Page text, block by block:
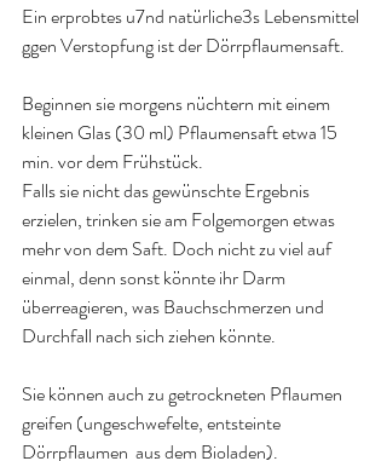
Ein erprobtes u7nd natürliche3s Lebensmittel
ggen Verstopfung ist der Dörrpflaumensaft.
Beginnen sie morgens nüchtern mit einem
kleinen Glas (30 ml) Pflaumensaft etwa 15
min. vor dem Frühstück.
Falls sie nicht das gewünschte Ergebnis
erzielen, trinken sie am Folgemorgen etwas
mehr von dem Saft. Doch nicht zu viel auf
einmal, denn sonst könnte ihr Darm
überreagieren, was Bauchschmerzen und
Durchfall nach sich ziehen könnte.
Sie können auch zu getrockneten Pflaumen
greifen (ungeschwefelte, entsteinte
Dörrpflaumen  aus dem Bioladen).